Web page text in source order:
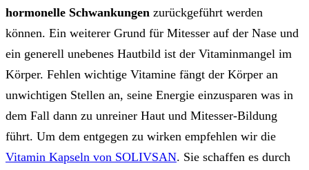
hormonelle Schwankungen zurückgeführt werden
können. Ein weiterer Grund für Mitesser auf der Nase und
ein generell unebenes Hautbild ist der Vitaminmangel im
Körper. Fehlen wichtige Vitamine fängt der Körper an
unwichtigen Stellen an, seine Energie einzusparen was in
dem Fall dann zu unreiner Haut und Mitesser-Bildung
führt. Um dem entgegen zu wirken empfehlen wir die
Vitamin Kapseln von SOLIVSAN. Sie schaffen es durch